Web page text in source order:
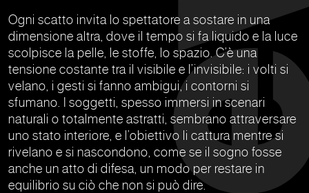
Ogni scatto invita lo spettatore a sostare in una
dimensione altra, dove il tempo si fa liquido e la luce
scolpisce la pelle, le stoffe, lo spazio. C’è una
tensione costante tra il visibile e l’invisibile: i volti si
velano, i gesti si fanno ambigui, i contorni si
sfumano. I soggetti, spesso immersi in scenari
naturali o totalmente astratti, sembrano attraversare
uno stato interiore, e l’obiettivo li cattura mentre si
rivelano e si nascondono, come se il sogno fosse
anche un atto di difesa, un modo per restare in
equilibrio su ciò che non si può dire.